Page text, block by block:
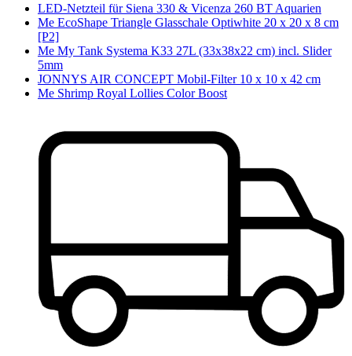
LED-Netzteil für Siena 330 & Vicenza 260 BT Aquarien
Me EcoShape Triangle Glasschale Optiwhite 20 x 20 x 8 cm
[P2]
Me My Tank Systema K33 27L (33x38x22 cm) incl. Slider
5mm
JONNYS AIR CONCEPT Mobil-Filter 10 x 10 x 42 cm
Me Shrimp Royal Lollies Color Boost